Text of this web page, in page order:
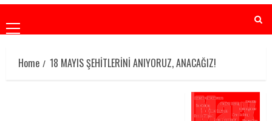
Primary
Menu
Home
18 MAYIS ŞEHİTLERİNİ ANIYORUZ, ANACAĞIZ!